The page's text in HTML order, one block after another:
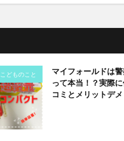
こどものこと
マイフォールドは
って本当！？実際
コミとメリットデ